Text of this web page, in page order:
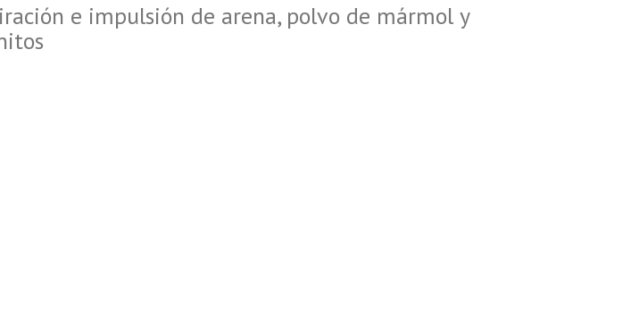
e impulsión de arena, polvo de mármol y